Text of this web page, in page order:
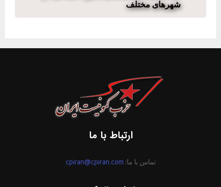
شهرهای مختلف
ارتباط با ما
تماس با ما: cpiran@cpiran.com